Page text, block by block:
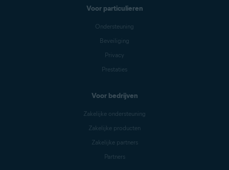
Voor particulieren
Ondersteuning
Beveiliging
Privacy
Prestaties
Voor bedrijven
Zakelijke ondersteuning
Zakelijke producten
Zakelijke partners
Partners